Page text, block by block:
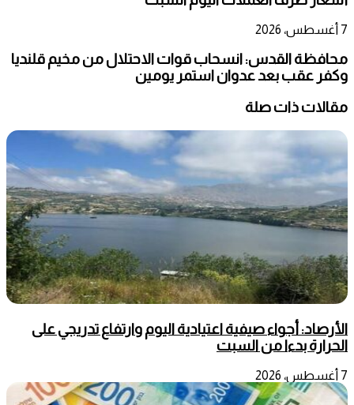
7 أغسطس، 2026
محافظة القدس: انسحاب قوات الاحتلال من مخيم قلنديا
وكفر عقب بعد عدوان استمر يومين
مقالات ذات صلة
الأرصاد: أجواء صيفية اعتيادية اليوم وارتفاع تدريجي على
الحرارة بدءا من السبت
7 أغسطس، 2026